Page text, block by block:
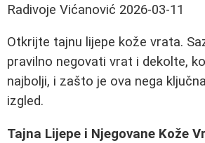
Radivoje Vićanović 2026-03-11
Otkrijte tajnu lijepe kože vrata.
pravilno negovati vrat i dekolte,
najbolji, i zašto je ova nega
izgled.
Tajna Lijepe i Njegovane Kože